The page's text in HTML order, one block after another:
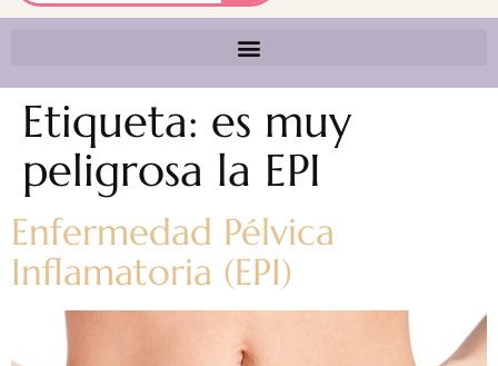
Etiqueta: es muy
peligrosa la EPI
Enfermedad Pélvica
Inflamatoria (EPI)